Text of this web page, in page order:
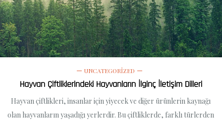
UNCATEGORIZED
Hayvan Çiftliklerindeki Hayvanların İlginç İletişim Dilleri
Hayvan çiftlikleri, insanlar için yiyecek ve diğer ürünlerin kaynağı
olan hayvanların yaşadığı yerlerdir. Bu çiftliklerde, farklı türlerden